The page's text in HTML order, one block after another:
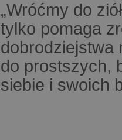
„Wróćmy do
tylko pomaga
dobrodziejstwa
do prostszych,
siebie i swoich